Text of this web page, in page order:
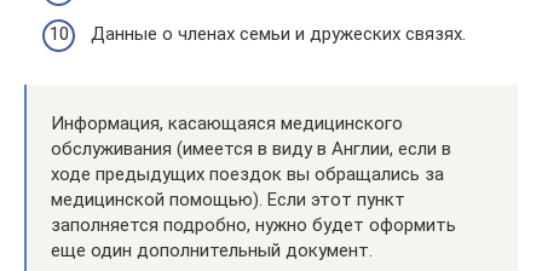
Данные о членах семьи и дружеских связях.
Информация, касающаяся медицинского
обслуживания (имеется в виду в Англии, если в
ходе предыдущих поездок вы обращались за
медицинской помощью). Если этот пункт
заполняется подробно, нужно будет оформить
еще один дополнительный документ.